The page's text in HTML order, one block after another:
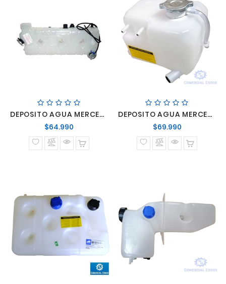
DEPOSITO AGUA MERCEDES BENZ O400 - O500
$64.990
normal
DEPOSITO AGUA MERCEDES BENZ OM-904 LO-914/LO-915
$69.990Precio
normal